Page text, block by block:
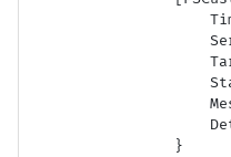
                }